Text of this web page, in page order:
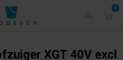
0
XGT 40V excl